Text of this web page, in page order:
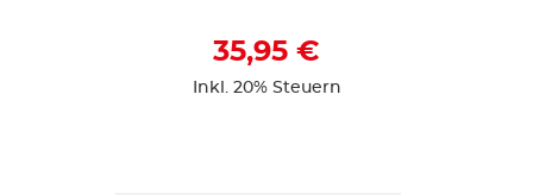
35,95 €
Inkl. 20% Steuern